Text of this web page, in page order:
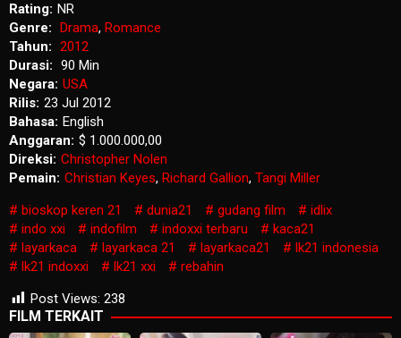
Rating: NR
Genre:
Drama, Romance
Tahun: 2012
Durasi: 90 Min
Negara: USA
Rilis: 23 Jul 2012
Bahasa: English
Anggaran: $ 1.000.000,00
Direksi: Christopher Nolen
Pemain: Christian Keyes, Richard Gallion, Tangi Miller
bioskop keren 21
dunia21 gudang film
idlix
indo xxi
indofilm indoxxi terbaru
kaca21
layarkaca
layarkaca 21 layarkaca21
lk21 indonesia
lk21 indoxxi
lk21 xxi
rebahin
Post Views: 238
FILM TERKAIT